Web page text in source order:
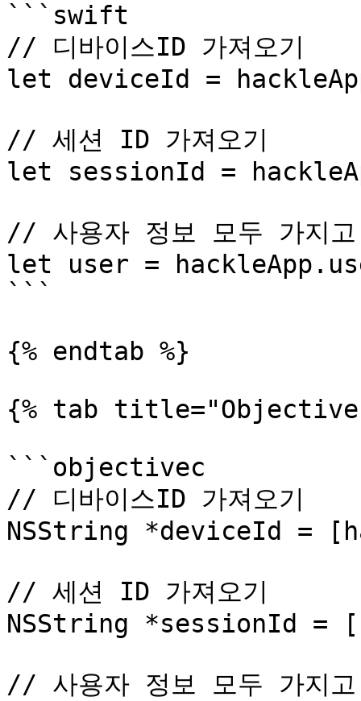
```swift
// 디바이스ID 가져오기
let deviceId =
// 세션 ID 가져오기
let sessionId =
// 사용자 정보 모두 가지
let user =
```
{% endtab %}
{% tab
```objectivec
// 디바이스ID 가져오기
NSString *deviceId =
// 세션 ID 가져오기
NSString *sessionId =
// 사용자 정보 모두 가지